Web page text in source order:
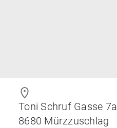
Toni Schruf Gasse 7a
8680 Mürzzuschlag